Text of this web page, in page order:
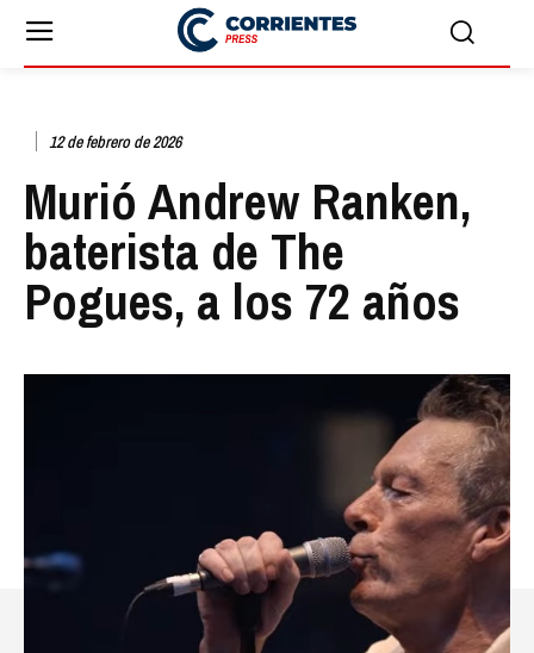
12 de febrero de 2026
Murió Andrew Ranken,
baterista de The
Pogues, a los 72 años